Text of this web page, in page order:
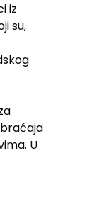
iz
su,
U